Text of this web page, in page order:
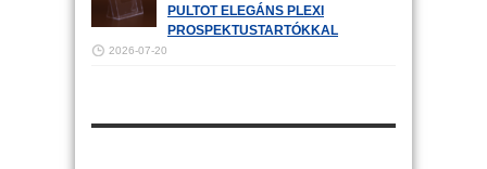
PULTOT ELEGÁNS PLEXI
PROSPEKTUSTARTÓKKAL
2026-07-20